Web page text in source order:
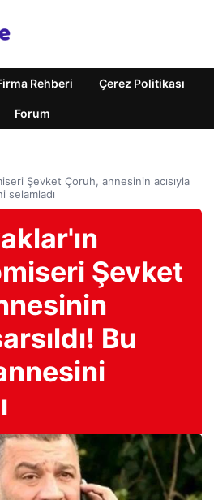
Rehberi Çerez Politikası
Forum
Şevket Çoruh, annesinin acısıyla
selamladı
Şevket
Bu